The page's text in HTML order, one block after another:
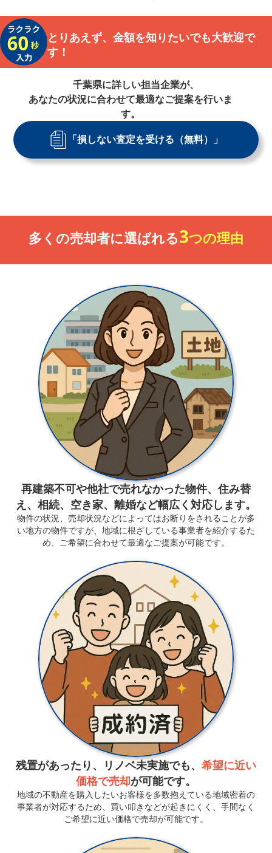
とりあえず、金額を知りたいでも大歓迎で
す！
千葉県に詳しい担当企業が、
あなたの状況に合わせて最適なご提案を行いま
す。
「損しない査定を受ける（無料）」
多くの売却者に選ばれる3つの理由
再建築不可や他社で売れなかった物件、住み替
え、相続、空き家、離婚など幅広く対応します。
物件の状況、売却状況などによってはお断りをされることが多
い地方の物件ですが、地域に根ざしている事業者を紹介するた
め、ご希望に合わせて最適なご提案が可能です。
残置があったり、リノベ未実施でも、 希望に近い
価格で売却が可能です。
地域の不動産を購入したいお客様を多数抱えている地域密着の
事業者が対応するため、買い叩きなどが起きにくく、手間なく
ご希望に近い価格で売却が可能です。